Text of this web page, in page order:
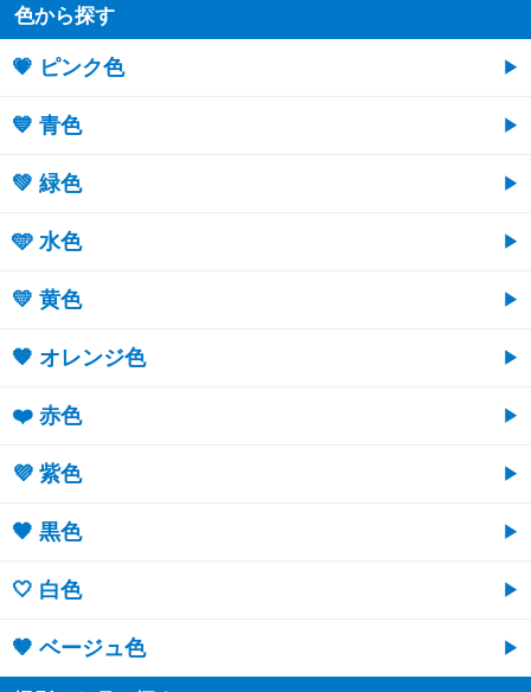
色から探す
💗 ピンク色
💙 青色
💚 緑色
🩵 水色
💛 黄色
🧡 オレンジ色
❤️ 赤色
💜 紫色
🖤 黒色
🤍 白色
🤎 ベージュ色